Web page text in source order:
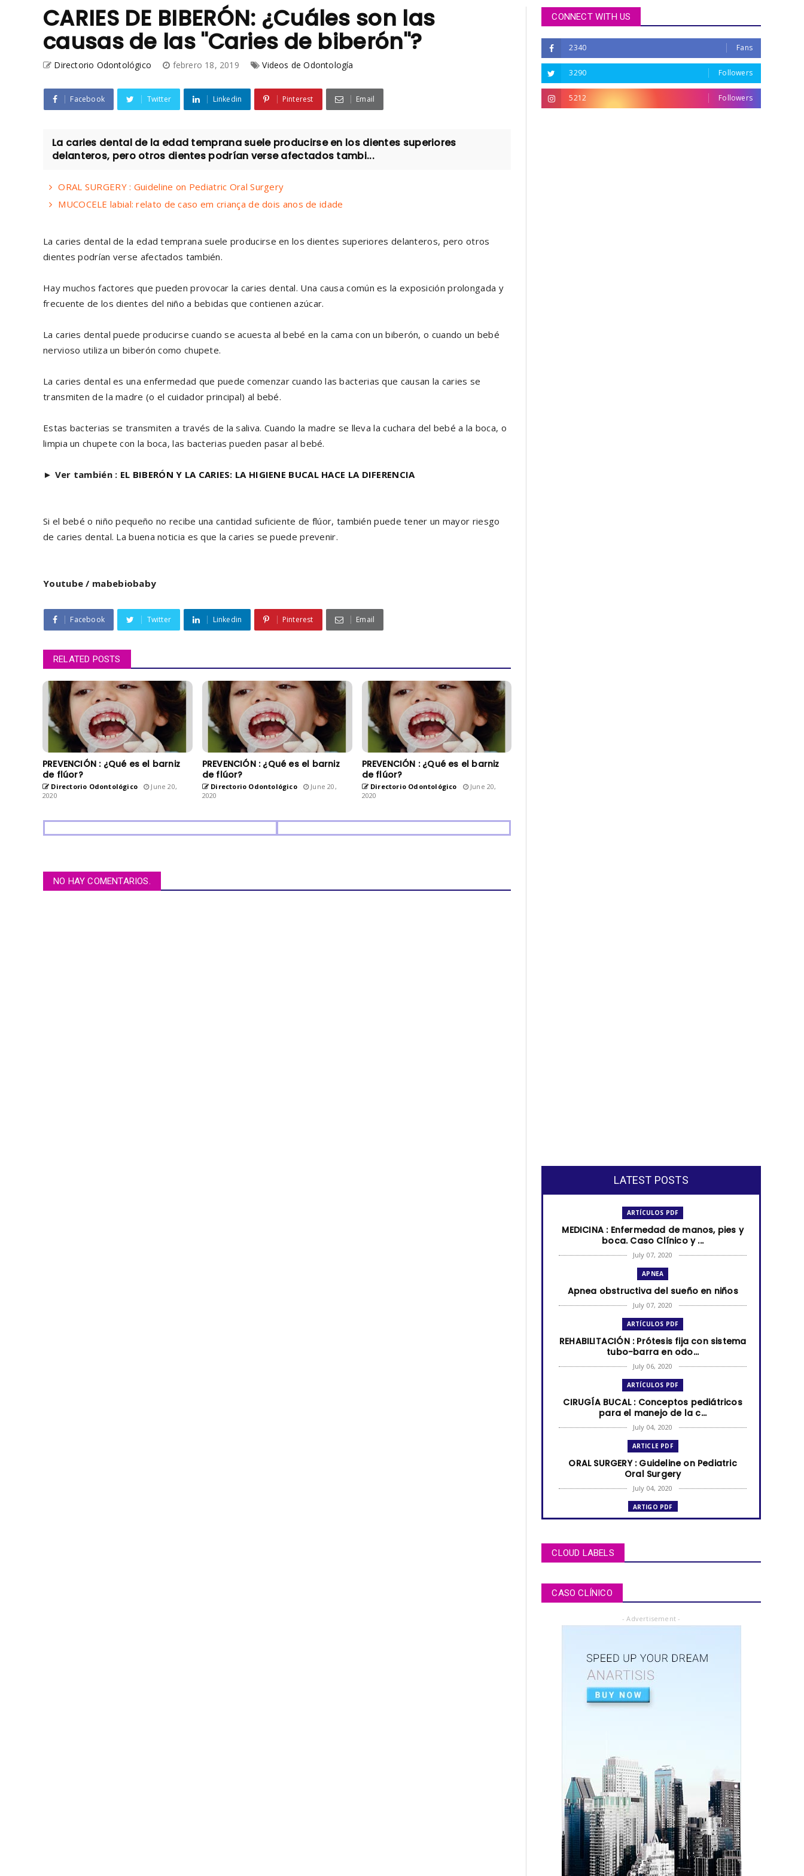
CARIES DE BIBERÓN: ¿Cuáles son las
causas de las "Caries de biberón"?
Directorio Odontológico febrero 18, 2019 Videos de Odontología
Facebook Twitter Linkedin Pinterest Email
La caries dental de la edad temprana suele producirse en los dientes superiores
delanteros, pero otros dientes podrían verse afectados tambi...
ORAL SURGERY : Guideline on Pediatric Oral Surgery
MUCOCELE labial: relato de caso em criança de dois anos de idade
La caries dental de la edad temprana suele producirse en los dientes superiores delanteros, pero otros
dientes podrían verse afectados también.
Hay muchos factores que pueden provocar la caries dental. Una causa común es la exposición prolongada y
frecuente de los dientes del niño a bebidas que contienen azúcar.
La caries dental puede producirse cuando se acuesta al bebé en la cama con un biberón, o cuando un bebé
nervioso utiliza un biberón como chupete.
La caries dental es una enfermedad que puede comenzar cuando las bacterias que causan la caries se
transmiten de la madre (o el cuidador principal) al bebé.
Estas bacterias se transmiten a través de la saliva. Cuando la madre se lleva la cuchara del bebé a la boca, o
limpia un chupete con la boca, las bacterias pueden pasar al bebé.
► Ver también : EL BIBERÓN Y LA CARIES: LA HIGIENE BUCAL HACE LA DIFERENCIA
Si el bebé o niño pequeño no recibe una cantidad suficiente de flúor, también puede tener un mayor riesgo
de caries dental. La buena noticia es que la caries se puede prevenir.
Youtube / mabebiobaby
Facebook Twitter Linkedin Pinterest Email
RELATED POSTS
PREVENCIÓN : ¿Qué es el barniz
de flúor?
Directorio Odontológico
June 20,
2020
PREVENCIÓN : ¿Qué es el barniz
de flúor?
Directorio Odontológico
June 20,
2020
PREVENCIÓN : ¿Qué es el barniz
de flúor?
Directorio Odontológico
June 20,
2020
NO HAY COMENTARIOS.
CONNECT WITH US
2340 Fans
3290 Followers
5212 Followers
LATEST POSTS
ARTÍCULOS PDF
MEDICINA : Enfermedad de manos, pies y
boca. Caso Clínico y ...
July 07, 2020
APNEA
Apnea obstructiva del sueño en niños
July 07, 2020
ARTÍCULOS PDF
REHABILITACIÓN : Prótesis fija con sistema
tubo-barra en odo...
July 06, 2020
ARTÍCULOS PDF
CIRUGÍA BUCAL : Conceptos pediátricos
para el manejo de la c...
July 04, 2020
ARTICLE PDF
ORAL SURGERY : Guideline on Pediatric
Oral Surgery
July 04, 2020
ARTIGO PDF
BRUXISMO de sueño en niños y
of Stainless-Steel c...
July 02, 2020
APEXIFICACIÓN
Apexificacion en ODONTOPEDIATRÍA
Aplicação de radiografia digital na
odontopediatria
July 01, 2020
CLOUD LABELS
CASO CLÍNICO
- Advertisement -